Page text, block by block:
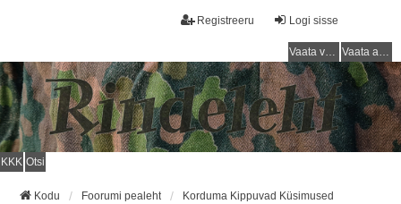
Logi sisse
Registreeru
Vaata vastamata teemasi Vaata aktiivseid teemasid
KKK Otsi
Kodu Foorumi pealeht Korduma Kippuvad Küsimused